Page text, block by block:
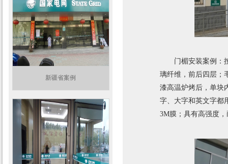
新疆省案例
门楣安装案例：
璃纤维，前后四层；
漆高温炉烤后，单块
字、大字和英文字都
3M膜；具有高强度